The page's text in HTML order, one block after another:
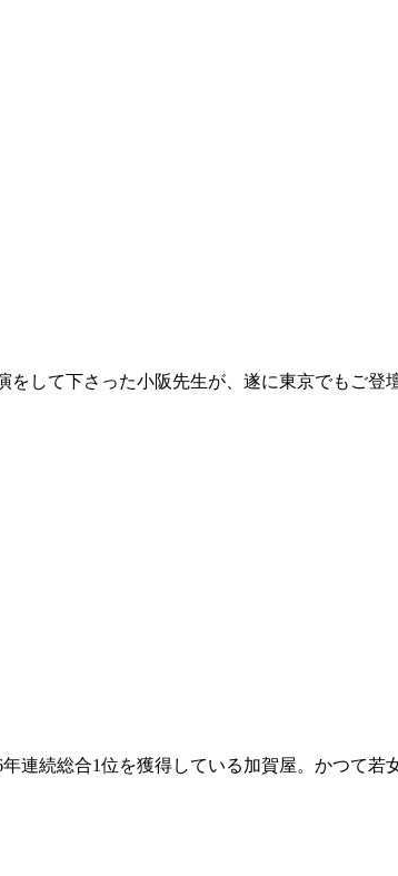
をして下さった小阪先生が、遂に東京でもご
年連続総合1位を獲得している加賀屋。かつて